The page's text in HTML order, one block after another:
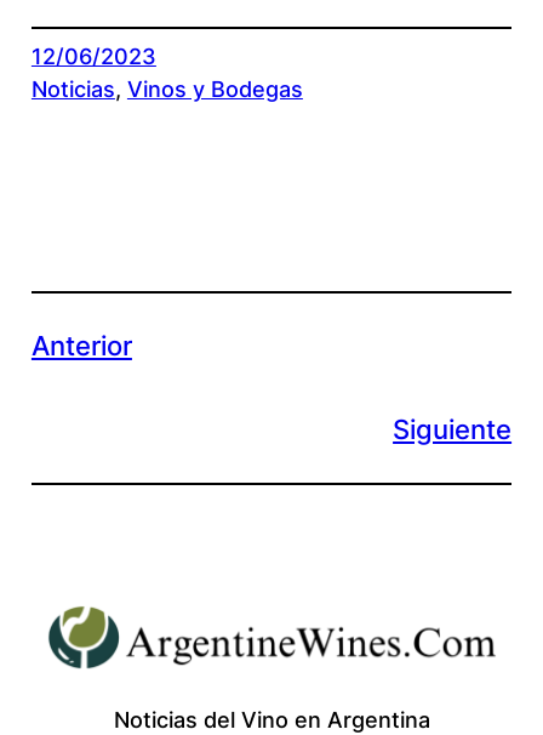
12/06/2023
Noticias, Vinos y Bodegas
Anterior
Siguiente
Noticias del Vino en Argentina